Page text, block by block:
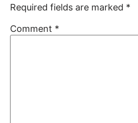
Required fields are marked *
Comment *